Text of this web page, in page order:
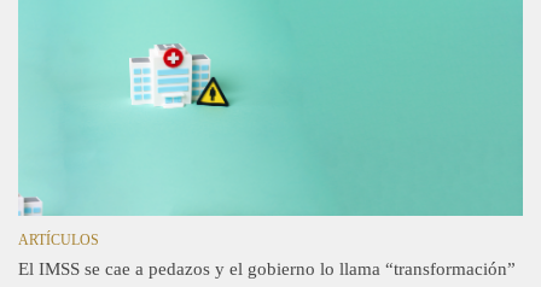
ARTÍCULOS
El IMSS se cae a pedazos y el gobierno lo llama “transformación”